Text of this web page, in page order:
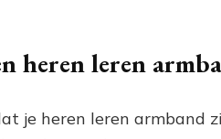
heren leren
je heren leren